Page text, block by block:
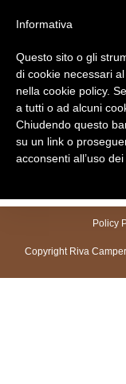
Policy
Copyright Riva
Informativa
Questo sito o gli
di cookie necessari
nella cookie policy.
a tutti o ad alcuni
Chiudendo questo
su un link o
acconsenti all’uso dei